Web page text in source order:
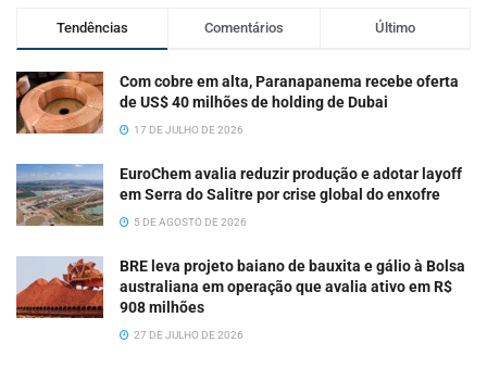
Tendências Comentários Último
Com cobre em alta, Paranapanema recebe oferta
de US$ 40 milhões de holding de Dubai
17 DE JULHO DE 2026
EuroChem avalia reduzir produção e adotar layoff
em Serra do Salitre por crise global do enxofre
5 DE AGOSTO DE 2026
BRE leva projeto baiano de bauxita e gálio à Bolsa
australiana em operação que avalia ativo em R$
908 milhões
27 DE JULHO DE 2026